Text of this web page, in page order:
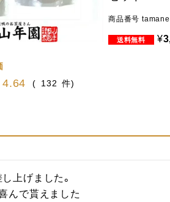
商品番号
¥
4.64 132
上げました。
んで貰えました